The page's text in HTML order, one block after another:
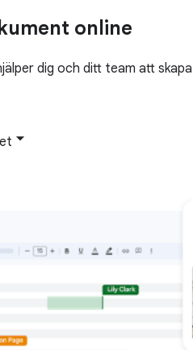
online
dig och ditt team att skapa